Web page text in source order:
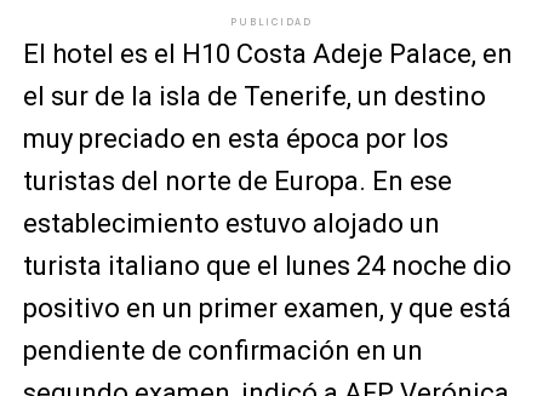
PUBLICIDAD
El hotel es el H10 Costa Adeje Palace, en
el sur de la isla de Tenerife, un destino
muy preciado en esta época por los
turistas del norte de Europa. En ese
establecimiento estuvo alojado un
turista italiano que el lunes 24 noche dio
positivo en un primer examen, y que está
pendiente de confirmación en un